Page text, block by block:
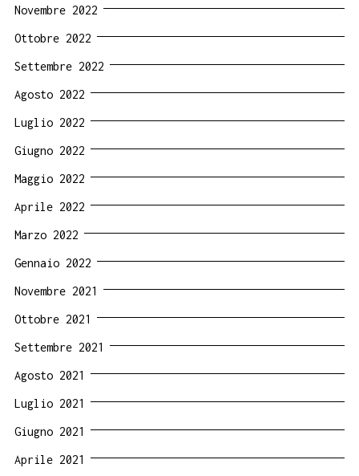
Novembre 2022
Ottobre 2022
Settembre 2022
Agosto 2022
Luglio 2022
Giugno 2022
Maggio 2022
Aprile 2022
Marzo 2022
Gennaio 2022
Novembre 2021
Ottobre 2021
Settembre 2021
Agosto 2021
Luglio 2021
Giugno 2021
Aprile 2021